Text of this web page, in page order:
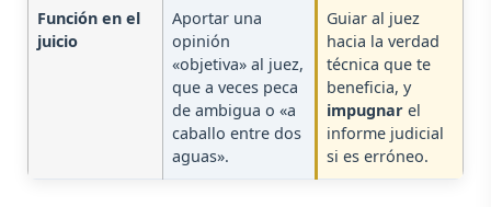
Función en el
juicio
Aportar una
opinión
«objetiva» al juez,
que a veces peca
de ambigua o «a
caballo entre dos
aguas».
Guiar al juez
hacia la verdad
técnica que te
beneficia, y
impugnar el
informe judicial
si es erróneo.